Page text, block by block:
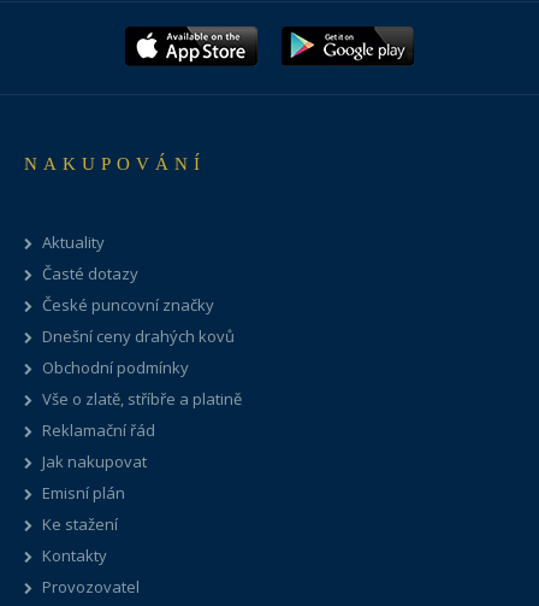
NAKUPOVÁNÍ
Aktuality
Časté dotazy
České puncovní značky
Dnešní ceny drahých kovů
Obchodní podmínky
Vše o zlatě, stříbře a platině
Reklamační řád
Jak nakupovat
Emisní plán
Ke stažení
Kontakty
Provozovatel